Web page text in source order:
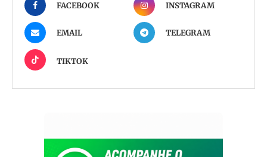
FACEBOOK INSTAGRAM
EMAIL TELEGRAM
TIKTOK